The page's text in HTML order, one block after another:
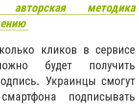
авторская методика
кликов в сервисе
будет получить
Украинцы смогут
подписывать